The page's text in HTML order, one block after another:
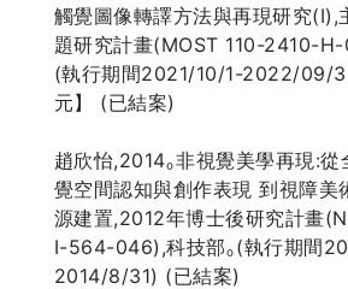
觸覺圖像轉譯方法與再現研究(I),
題研究計畫(MOST 110-2410-
(執行期間2021/10/1-2022/09/
元】 (已結案)
趙欣怡,2014｡非視覺美學再現:從
覺空間認知與創作表現 到視障美
源建置,2012年博士後研究計畫
I-564-046),科技部｡(執行期間
2014/8/31) (已結案)